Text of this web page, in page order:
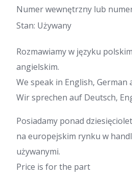
Numer wewnętrzny lub
Stan: Używany
Rozmawiamy w języku
angielskim.
We speak in English, German
Wir sprechen auf Deutsch,
Posiadamy ponad
na europejskim rynku w
używanymi.
Price is for the part